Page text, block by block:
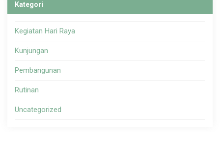
Kategori
Kegiatan Hari Raya
Kunjungan
Pembangunan
Rutinan
Uncategorized